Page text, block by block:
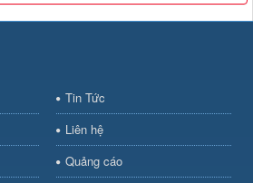
Tin Tức
Liên hệ
Quảng cáo